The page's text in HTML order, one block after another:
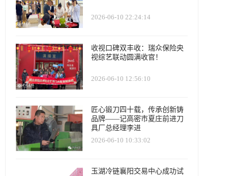
2026-06-10 22:24:14
收视口碑双丰收：瑞众保险央
视综艺联动圆满收官！
2026-06-10 12:56:10
匠心锻刀四十载，传承创新铸
品牌——记高密市夏庄前进刀
具厂总经理李进
2026-06-10 10:33:02
玉湖冷链襄阳交易中心成功试